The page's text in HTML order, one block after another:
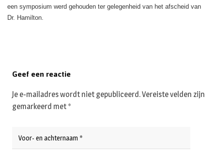
een symposium werd gehouden ter gelegenheid van het afscheid van
Dr. Hamilton.
Geef een reactie
Je e-mailadres wordt niet gepubliceerd.Vereiste velden zijn
gemarkeerd met *